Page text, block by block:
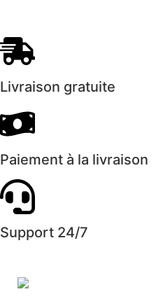
Livraison gratuite
Paiement à la livraison
Support 24/7